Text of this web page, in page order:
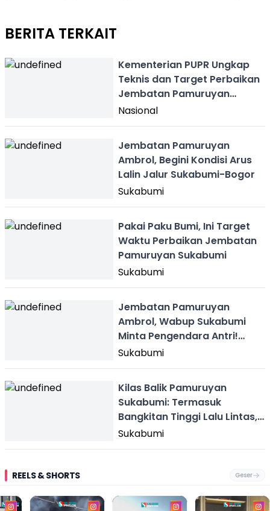
BERITA TERKAIT
Kementerian PUPR Ungkap
Teknis dan Target Perbaikan
Jembatan Pamuruyan
Sukabumi
Nasional
Jembatan Pamuruyan
Ambrol, Begini Kondisi Arus
Lalin Jalur Sukabumi-Bogor
Sukabumi
Pakai Paku Bumi, Ini Target
Waktu Perbaikan Jembatan
Pamuruyan Sukabumi
Sukabumi
Jembatan Pamuruyan
Ambrol, Wabup Sukabumi
Minta Pengendara Antri!
Jangan Menyerobot
Sukabumi
Kilas Balik Pamuruyan
Sukabumi: Termasuk
Bangkitan Tinggi Lalu Lintas,
Apa Itu?
Sukabumi
REELS & SHORTS Geser